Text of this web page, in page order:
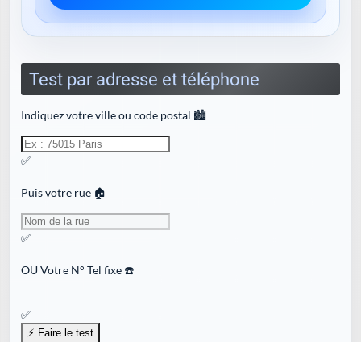
Test par adresse et téléphone
Indiquez votre ville ou code postal 🏙️
✅
Puis votre rue 🏠
✅
OUVotre N° Tel fixe ☎️
✅